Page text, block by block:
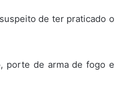
de ter praticado o
porte de arma de fogo e